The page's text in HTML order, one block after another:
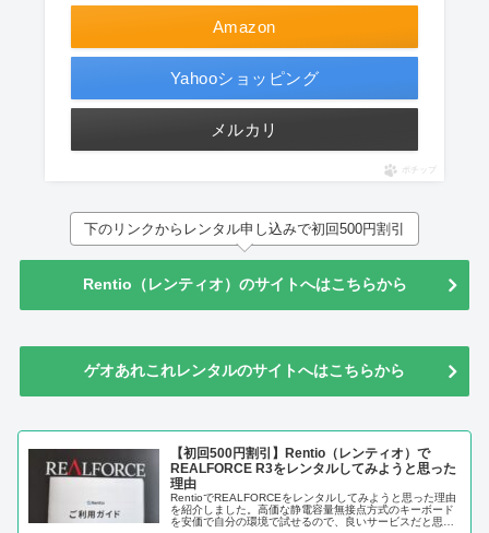
Amazon
Yahooショッピング
メルカリ
ポチップ
下のリンクからレンタル申し込みで初回500円割引
Rentio（レンティオ）のサイトへはこちらから
ゲオあれこれレンタルのサイトへはこちらから
【初回500円割引】Rentio（レンティオ）で
REALFORCE R3をレンタルしてみようと思った
理由
RentioでREALFORCEをレンタルしてみようと思った理由
を紹介しました。高価な静電容量無接点方式のキーボード
を安価で自分の環境で試せるので、良いサービスだと思い